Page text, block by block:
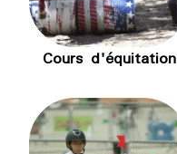
Cours d'équitation